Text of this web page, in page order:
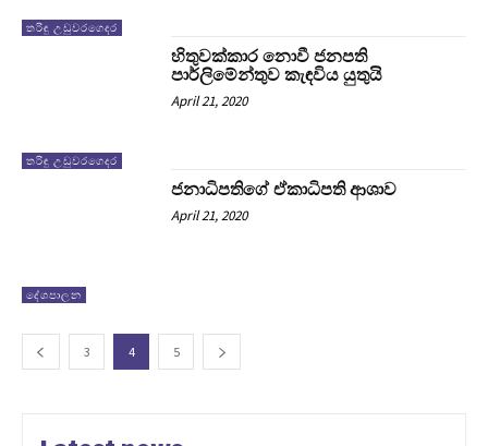
තරිඳු උඩුවරගෙදර
තරිඳු උඩුවරගෙදර
හිතුවක්කාර නොවී ජනපති
පාර්ලිමේන්තුව කැඳවිය යුතුයි
April 21, 2020
දේශපාලන
ජනාධිපතිගේ ඒකාධිපති ආශාව
April 21, 2020
3 4 5